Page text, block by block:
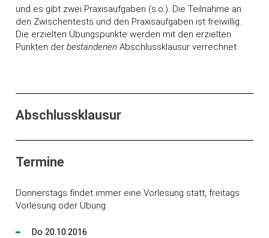
und es gibt zwei Praxisaufgaben (s.o.). Die Teilnahme an
den Zwischentests und den Praxisaufgaben ist freiwillig.
Die erzielten Übungspunkte werden mit den erzielten
Punkten derbestandenen Abschlussklausur verrechnet.
Abschlussklausur
Termine
Donnerstags findet immer eine Vorlesung statt, freitags
Vorlesung oder Übung.
Do 20.10.2016